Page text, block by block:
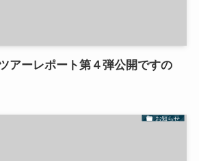
アーレポート第４弾公開ですの
お知らせ